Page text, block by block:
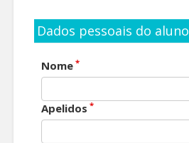
Dados pessoais do aluno
Nome *
Apelidos *